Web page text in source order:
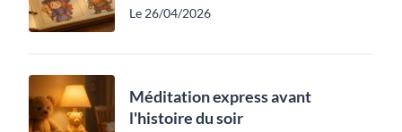
Le 26/04/2026
Méditation express avant
l'histoire du soir